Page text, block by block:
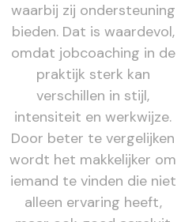
waarbij zij ondersteuning
bieden. Dat is waardevol,
omdat jobcoaching in de
praktijk sterk kan
verschillen in stijl,
intensiteit en werkwijze.
Door beter te vergelijken
wordt het makkelijker om
iemand te vinden die niet
alleen ervaring heeft,